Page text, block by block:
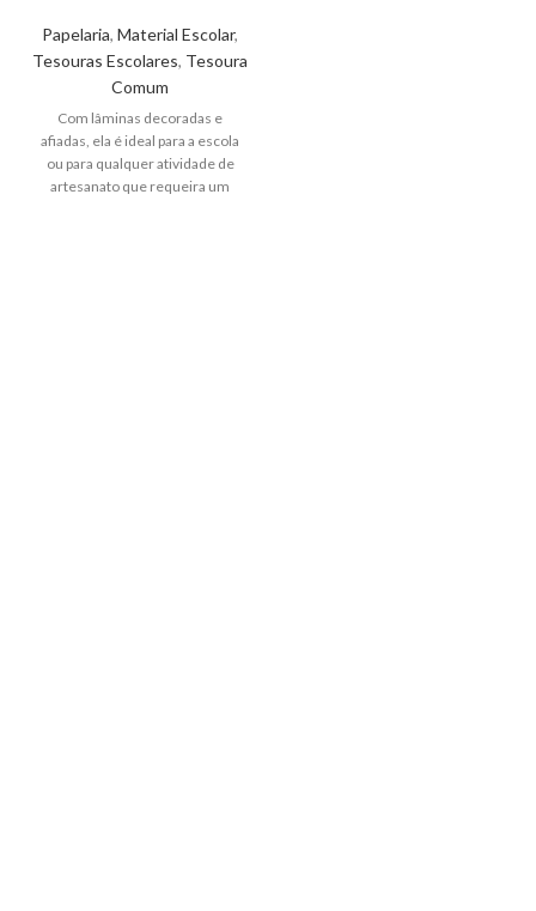
Papelaria, Material Escolar,
Tesouras Escolares, Tesoura
Comum
Com lâminas decoradas e
afiadas, ela é ideal para a escola
ou para qualquer atividade de
artesanato que requeira um